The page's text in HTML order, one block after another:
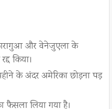
और वेनेजुएला के
किया।
के अंदर अमेरिका छोड़ना पड़
फैसला लिया गया है।